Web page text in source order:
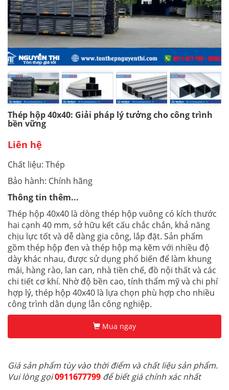
Thép hộp 40x40: Giải pháp lý tưởng cho công trình
bền vững
Liên hệ
Chất liệu: Thép
Bảo hành: Chính hãng
Thông tin thêm...
Thép hộp 40x40 là dòng thép hộp vuông có kích thước
hai cạnh 40 mm, sở hữu kết cấu chắc chắn, khả năng
chịu lực tốt và dễ dàng gia công, lắp đặt. Sản phẩm
gồm thép hộp đen và thép hộp mạ kẽm với nhiều độ
dày khác nhau, được sử dụng phổ biến để làm khung
mái, hàng rào, lan can, nhà tiền chế, đồ nội thất và các
chi tiết cơ khí. Nhờ độ bền cao, tính thẩm mỹ và chi phí
hợp lý, thép hộp 40x40 là lựa chọn phù hợp cho nhiều
công trình dân dụng lẫn công nghiệp.
Mua ngay
Giá sản phẩm tùy vào thời điểm và chất liệu sản phẩm.
Vui lòng gọi0911677799 để biết giá chính xác nhất